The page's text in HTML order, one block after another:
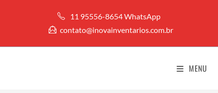
11 95556-8654 WhatsApp
contato@inovainventarios.com.br
MENU